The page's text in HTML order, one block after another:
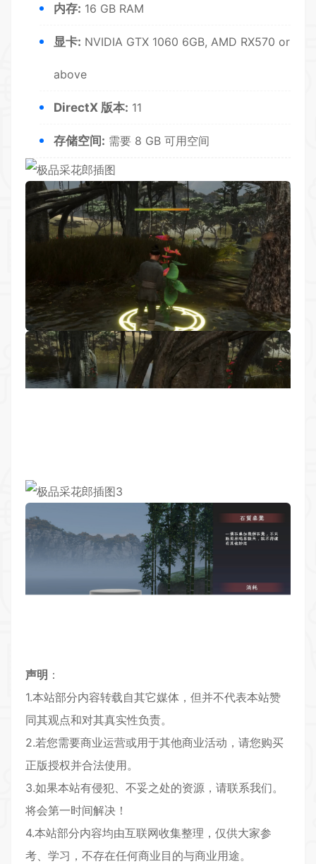
内存: 16 GB RAM
显卡: NVIDIA GTX 1060 6GB, AMD RX570 or
above
DirectX 版本: 11
存储空间: 需要 8 GB 可用空间
声明 ：
1.本站部分内容转载自其它媒体，但并不代表本站赞
同其观点和对其真实性负责。
2.若您需要商业运营或用于其他商业活动，请您购买
正版授权并合法使用。
3.如果本站有侵犯、不妥之处的资源，请联系我们。
将会第一时间解决！
4.本站部分内容均由互联网收集整理，仅供大家参
考、学习，不存在任何商业目的与商业用途。